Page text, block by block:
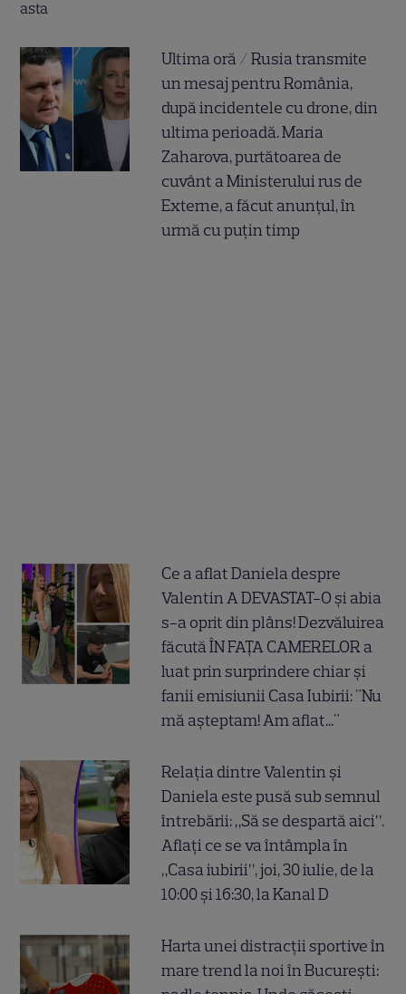
Ultima oră / Rusia transmite
un mesaj pentru România,
după incidentele cu drone, din
ultima perioadă. Maria
Zaharova, purtătoarea de
cuvânt a Ministerului rus de
Externe, a făcut anunțul, în
urmă cu puțin timp
Ce a aflat Daniela despre
Valentin A DEVASTAT-O și abia
s-a oprit din plâns! Dezvăluirea
făcută ÎN FAȚA CAMERELOR a
luat prin surprindere chiar și
fanii emisiunii Casa Iubirii: "Nu
mă așteptam! Am aflat..."
Relația dintre Valentin și
Daniela este pusă sub semnul
întrebării: „Să se despartă aici”.
Aflați ce se va întâmpla în
„Casa iubirii”, joi, 30 iulie, de la
10:00 și 16:30, la Kanal D
Harta unei distracții sportive în
mare trend la noi în București: